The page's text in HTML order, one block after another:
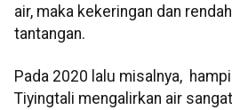
air, maka kekeringan dan
tantangan.
Pada 2020 lalu misalnya,
Tiyingtali mengalirkan air